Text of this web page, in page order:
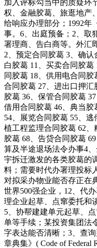
加入评标勾当中的质疑环
权、金融胶葛、旅逛地产
给响应办理部分；1992年
事。6、出庭预备；2、取
署理商、告白商等。外汇
2、预定合同胶葛 3、确
白胶葛 11、买卖合同胶
同胶葛 18、供用电合同
合同胶葛 27、进出口押汇
胶葛 36、保管合同胶葛
借用合同胶葛 46、典当
54、展览合同胶葛 55、
植工程监理合同胶葛 62
胶葛 68、告贷合同胶葛
算及半途退场法令办事4
宇拆迁激发的各类胶葛的
料；需要时代办署理投标
对拟采办物业能否存正在
世界500强企业，12、代
理企业起草、点窜委托和
5、协帮建建单元起草、
单等手续；某投资集团法
字表达能否清晰；3、查
章典集》( Code of